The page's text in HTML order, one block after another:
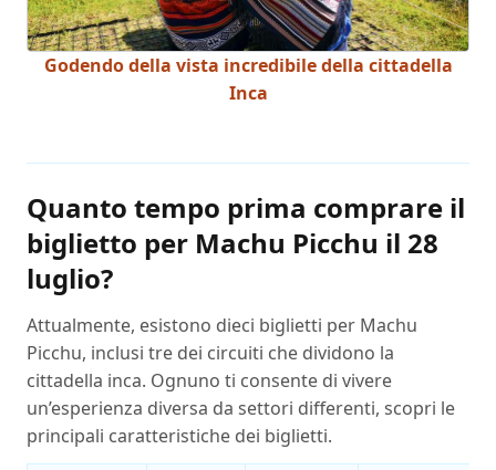
Godendo della vista incredibile della cittadella
Inca
Quanto tempo prima comprare il
biglietto per Machu Picchu il 28
luglio?
Attualmente, esistono dieci biglietti per Machu
Picchu, inclusi tre dei circuiti che dividono la
cittadella inca. Ognuno ti consente di vivere
un’esperienza diversa da settori differenti, scopri le
principali caratteristiche dei biglietti.